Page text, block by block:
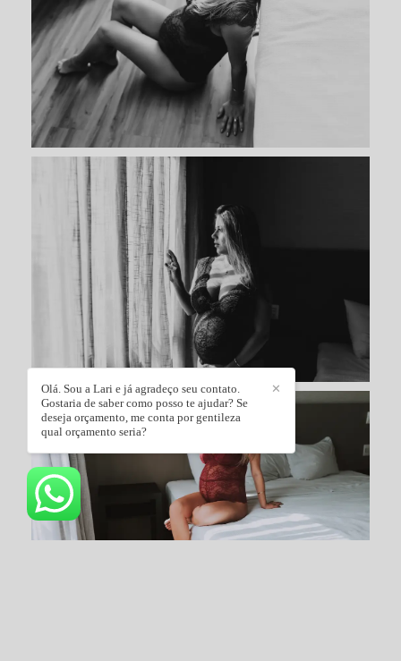
✕
Olá. Sou a Lari e já agradeço seu contato.
Gostaria de saber como posso te ajudar? Se
deseja orçamento, me conta por gentileza
qual orçamento seria?